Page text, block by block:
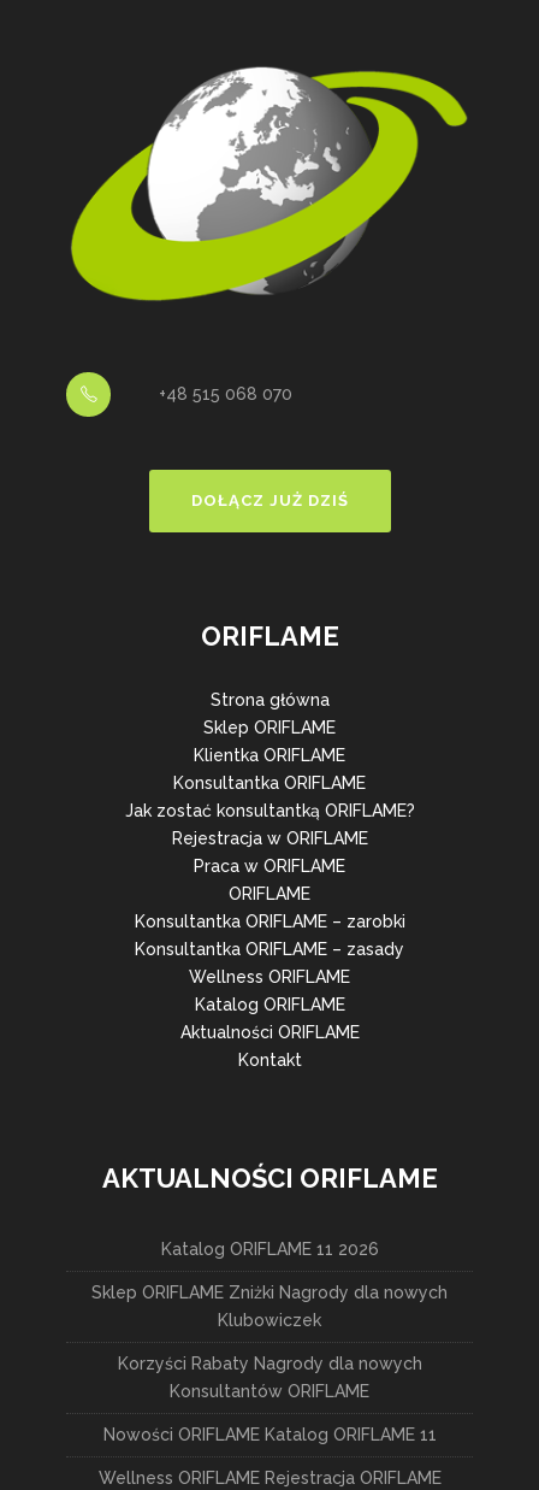
+48 515 068 070
DOŁĄCZ JUŻ DZIŚ
ORIFLAME
Strona główna
Sklep ORIFLAME
Klientka ORIFLAME
Konsultantka ORIFLAME
Jak zostać konsultantką ORIFLAME?
Rejestracja w ORIFLAME
Praca w ORIFLAME
ORIFLAME
Konsultantka ORIFLAME – zarobki
Konsultantka ORIFLAME – zasady
Wellness ORIFLAME
Katalog ORIFLAME
Aktualności ORIFLAME
Kontakt
AKTUALNOŚCI ORIFLAME
Katalog ORIFLAME 11 2026
Sklep ORIFLAME Zniżki Nagrody dla nowych
Klubowiczek
Korzyści Rabaty Nagrody dla nowych
Konsultantów ORIFLAME
Nowości ORIFLAME Katalog ORIFLAME 11
Wellness ORIFLAME Rejestracja ORIFLAME